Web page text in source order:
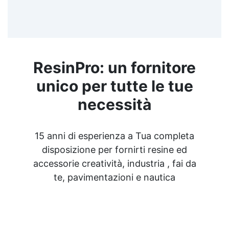
ResinPro: un fornitore
unico per tutte le tue
necessità
15 anni di esperienza a Tua completa
disposizione per fornirti resine ed
accessorie creatività, industria , fai da
te, pavimentazioni e nautica